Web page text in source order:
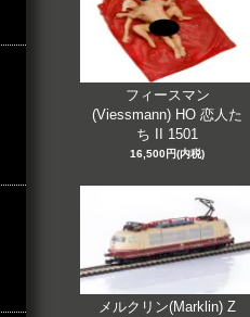
フィースマン
(Viessmann) HO 恋人た
ち II 1501
16,500円(内税)
メルクリン(Marklin) Z